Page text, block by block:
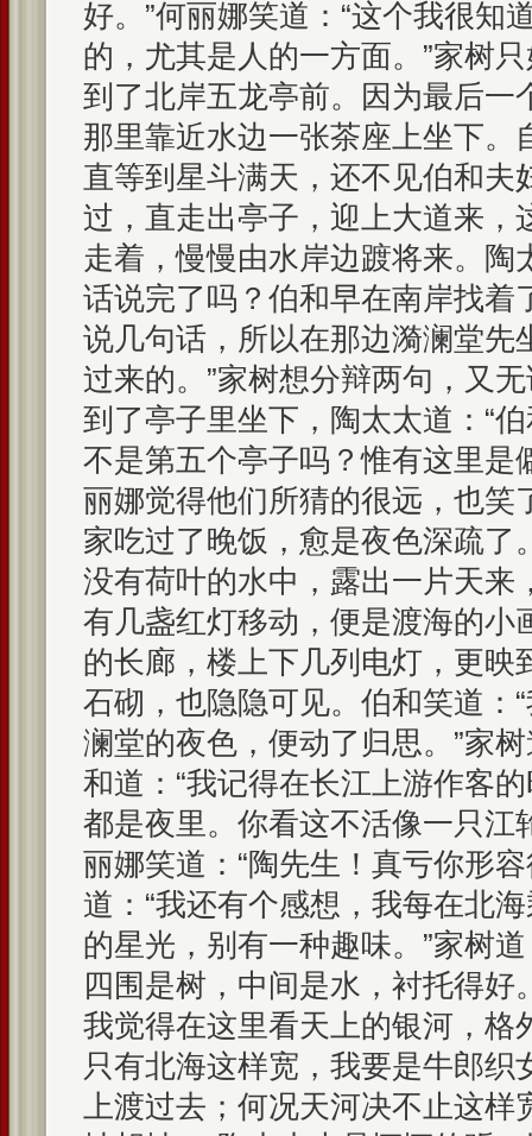
好。”何丽娜笑道：“这个我很知
的，尤其是人的一方面。”家树
到了北岸五龙亭前。因为最后一
那里靠近水边一张茶座上坐下。
直等到星斗满天，还不见伯和夫
过，直走出亭子，迎上大道来，
走着，慢慢由水岸边踱将来。陶
话说完了吗？伯和早在南岸找着
说几句话，所以在那边漪澜堂先
过来的。”家树想分辩两句，又
到了亭子里坐下，陶太太道：“
不是第五个亭子吗？惟有这里是
丽娜觉得他们所猜的很远，也笑
家吃过了晚饭，愈是夜色深疏了
没有荷叶的水中，露出一片天来
有几盏红灯移动，便是渡海的小
的长廊，楼上下几列电灯，更映
石砌，也隐隐可见。伯和笑道：
澜堂的夜色，便动了归思。”家
和道：“我记得在长江上游作客
都是夜里。你看这不活像一只江
丽娜笑道：“陶先生！真亏你形
道：“我还有个感想，我每在北
的星光，别有一种趣味。”家树
四围是树，中间是水，衬托得好
我觉得在这里看天上的银河，格
只有北海这样宽，我要是牛郎织
上渡过去；何况天河决不止这样